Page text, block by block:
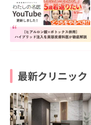
最新クリニック